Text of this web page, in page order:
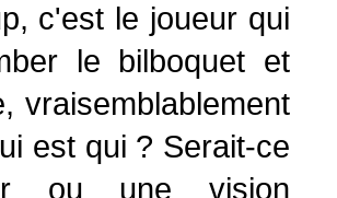
c'est le joueur qui
le bilboquet et
vraisemblablement
est qui ? Serait-ce
ou une vision